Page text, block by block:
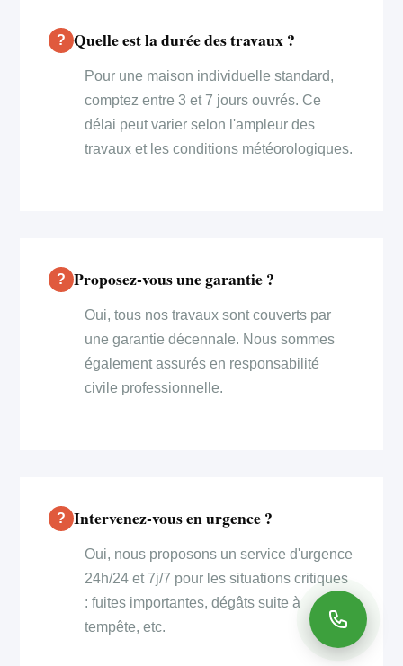
Quelle est la durée des travaux ?
Pour une maison individuelle standard,
comptez entre 3 et 7 jours ouvrés. Ce
délai peut varier selon l'ampleur des
travaux et les conditions météorologiques.
Proposez-vous une garantie ?
Oui, tous nos travaux sont couverts par
une garantie décennale. Nous sommes
également assurés en responsabilité
civile professionnelle.
Intervenez-vous en urgence ?
Oui, nous proposons un service d'urgence
24h/24 et 7j/7 pour les situations critiques
: fuites importantes, dégâts suite à
tempête, etc.